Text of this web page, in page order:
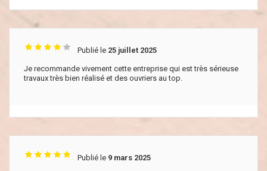
Publié le 25 juillet 2025
Je recommande vivement cette entreprise qui est très sérieuse
travaux très bien réalisé et des ouvriers au top.
Publié le 9 mars 2025